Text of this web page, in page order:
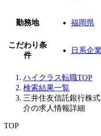
勤務地 福岡県
こだわり条
件
日系企業
ハイクラス転職TOP
検索結果一覧
三井住友信託銀行株
介の求人情報詳細
TOP